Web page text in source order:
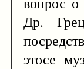
Др.
этосе